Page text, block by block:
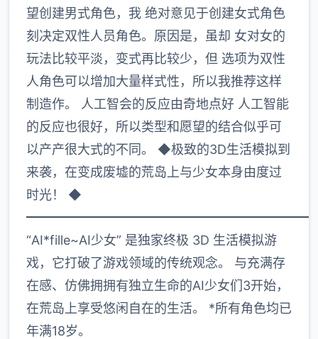
望创建男式角色，我 绝对意见于创建女式角色
刻决定双性人员角色。原因是，虽却 女对女的
玩法比较平淡，变式再比较少，但 选项为双性
人角色可以增加大量样式性，所以我推荐这样
制造作。 人工智会的反应由奇地点好 人工智能
的反应也很好，所以类型和愿望的结合似乎可
以产产很大式的不同。 ◆极致的3D生活模拟到
来袭，在变成废墟的荒岛上与少女本身由度过
时光！ ◆
“AI*fille~AI少女” 是独家终极 3D 生活模拟游
戏，它打破了游戏领域的传统观念。 与充满存
在感、仿佛拥拥有独立生命的AI少女们3开始，
在荒岛上享受悠闲自在的生活。 *所有角色均已
年满18岁。